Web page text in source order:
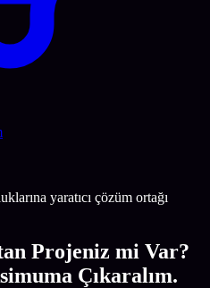
yaratıcı çözüm ortağı
Projeniz mi Var?
Çıkaralım.